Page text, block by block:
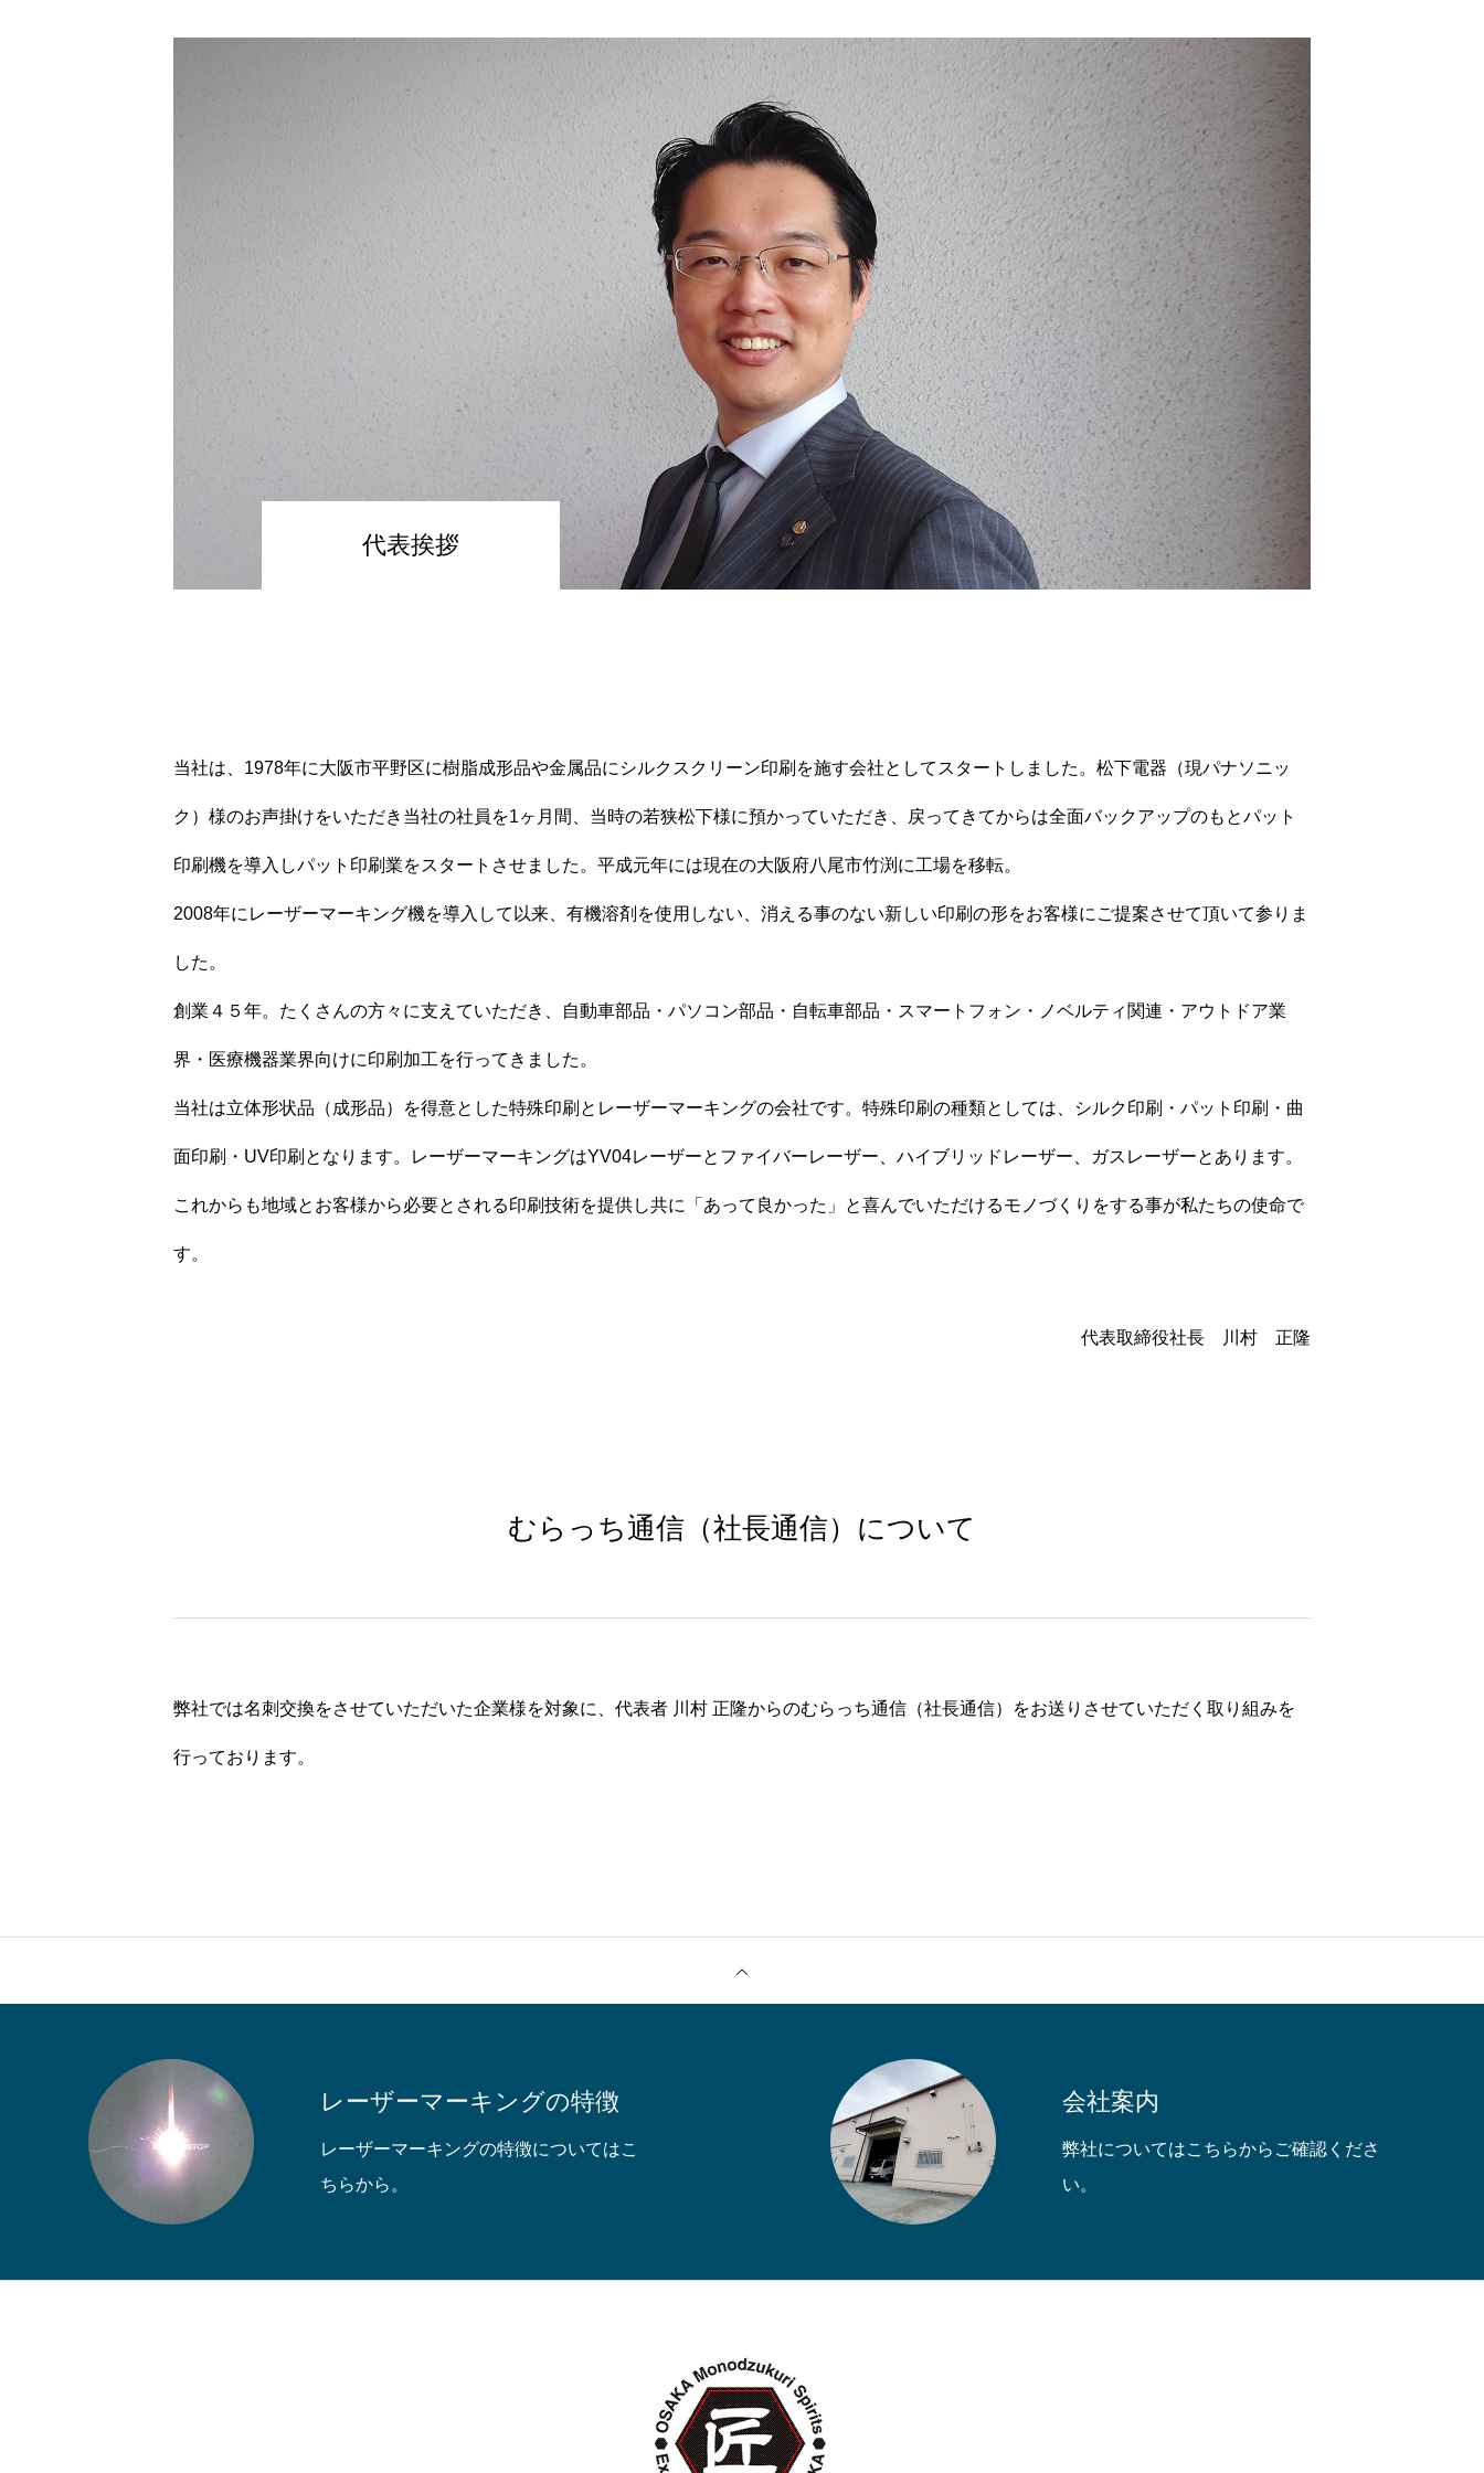
レーザーマーキング
特殊印刷
お問い合わせ
代表挨拶
当社は、1978年に大阪市平野区に樹脂成形品や金属品にシルクスクリーン印刷を施す会社としてスタートしました。松下電器（現パナソニッ
ク）様のお声掛けをいただき当社の社員を1ヶ月間、当時の若狭松下様に預かっていただき、戻ってきてからは全面バックアップのもとパット
印刷機を導入しパット印刷業をスタートさせました。平成元年には現在の大阪府八尾市竹渕に工場を移転。
2008年にレーザーマーキング機を導入して以来、有機溶剤を使用しない、消える事のない新しい印刷の形をお客様にご提案させて頂いて参りま
した。
創業４５年。たくさんの方々に支えていただき、自動車部品・パソコン部品・自転車部品・スマートフォン・ノベルティ関連・アウトドア業
界・医療機器業界向けに印刷加工を行ってきました。
当社は立体形状品（成形品）を得意とした特殊印刷とレーザーマーキングの会社です。特殊印刷の種類としては、シルク印刷・パット印刷・曲
面印刷・UV印刷となります。レーザーマーキングはYV04レーザーとファイバーレーザー、ハイブリッドレーザー、ガスレーザーとあります。
これからも地域とお客様から必要とされる印刷技術を提供し共に「あって良かった」と喜んでいただけるモノづくりをする事が私たちの使命で
す。
代表取締役社長 川村 正隆
むらっち通信（社長通信）について
弊社では名刺交換をさせていただいた企業様を対象に、代表者 川村 正隆からのむらっち通信（社長通信）をお送りさせていただく取り組みを
行っております。
レーザーマーキングの特徴
レーザーマーキングの特徴についてはこ
ちらから。
会社案内
弊社についてはこちらからご確認くださ
い。